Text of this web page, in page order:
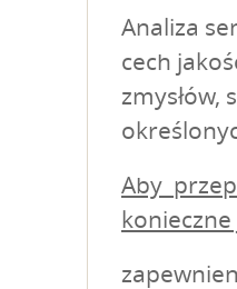
Analiza
cech
zmysłów,
Aby
konieczne